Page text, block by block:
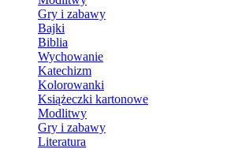
Gry i zabawy
Bajki
Biblia
Wychowanie
Katechizm
Kolorowanki
Książeczki kartonowe
Modlitwy
Gry i zabawy
Literatura